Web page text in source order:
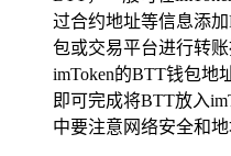
过合约地址等信息添
包或交易平台进行转
imToken的BTT钱包地
即可完成将BTT放入
中要注意网络安全和地